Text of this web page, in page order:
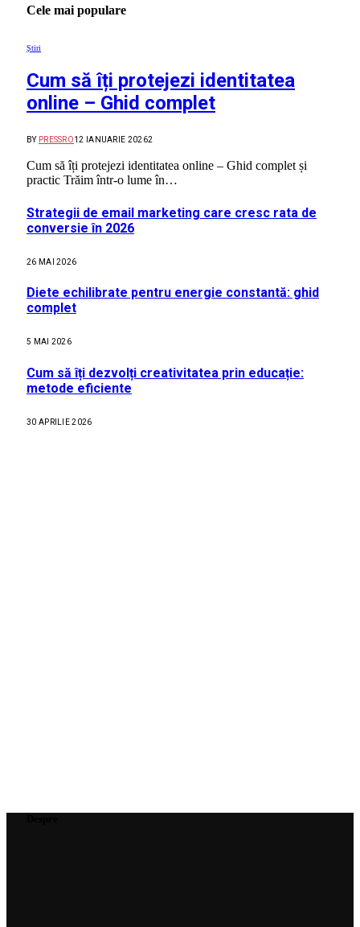
Cele mai populare
Știri
Cum să îți protejezi identitatea
online – Ghid complet
BY PRESSRO12 IANUARIE 20262
Cum să îți protejezi identitatea online – Ghid complet și
practic Trăim într-o lume în…
Strategii de email marketing care cresc rata de
conversie în 2026
26 MAI 2026
Diete echilibrate pentru energie constantă: ghid
complet
5 MAI 2026
Cum să îți dezvolți creativitatea prin educație:
metode eficiente
30 APRILIE 2026